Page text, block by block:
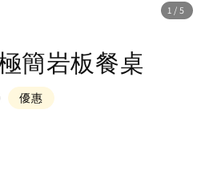
1 /5
簡岩板餐桌
優惠